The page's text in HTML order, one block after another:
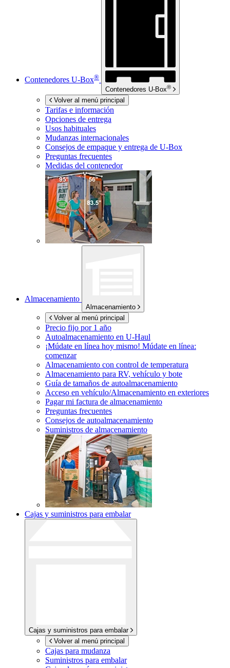
Contenedores U-Box®
Contenedores U-Box®
Volver al menú principal
Tarifas e información
Opciones de entrega
Usos habituales
Mudanzas internacionales
Consejos de empaque y entrega de U-Box
Preguntas frecuentes
Medidas del contenedor
Almacenamiento
Almacenamiento
Volver al menú principal
Precio fijo por 1 año
Autoalmacenamiento en U-Haul
¡Múdate en línea hoy mismo! Múdate en línea:
comenzar
Almacenamiento con control de temperatura
Almacenamiento para RV, vehículo y bote
Guía de tamaños de autoalmacenamiento
Acceso en vehículo/Almacenamiento en exteriores
Pagar mi factura de almacenamiento
Preguntas frecuentes
Consejos de autoalmacenamiento
Suministros de almacenamiento
Cajas y suministros para embalar
Cajas y suministros para embalar
Volver al menú principal
Cajas para mudanza
Suministros para embalar